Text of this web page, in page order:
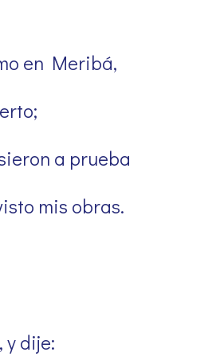
en Meribá,
a prueba
mis obras.
y dije: